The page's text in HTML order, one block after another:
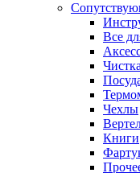
Все
Чехлы
Книги